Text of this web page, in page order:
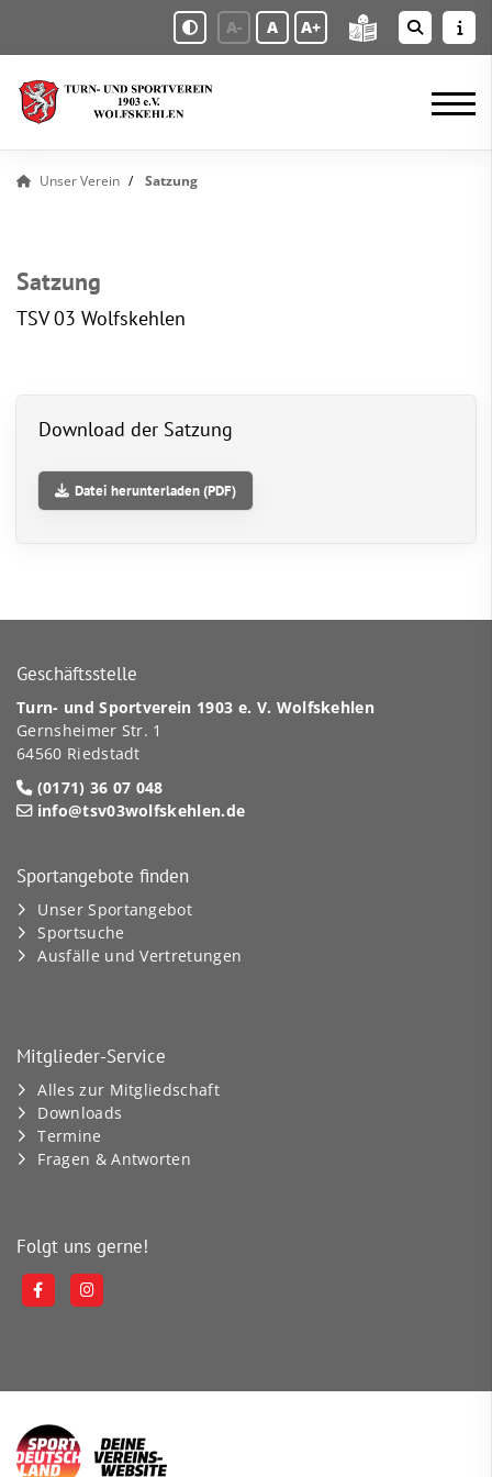
A- A A+
Unser Verein Satzung
Satzung
TSV 03 Wolfskehlen
Download der Satzung
Datei herunterladen (PDF)
Geschäftsstelle
Turn- und Sportverein 1903 e. V. Wolfskehlen
Gernsheimer Str. 1
64560 Riedstadt
(0171) 36 07 048
info@tsv03wolfskehlen.de
Sportangebote finden
Unser Sportangebot
Sportsuche
Ausfälle und Vertretungen
Mitglieder-Service
Alles zur Mitgliedschaft
Downloads
Termine
Fragen & Antworten
Folgt uns gerne!